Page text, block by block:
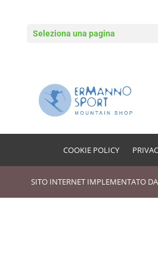
Seleziona una pagina
Ermanno sport
COOKIE POLICY
SITO INTERNET IMPLEMENTATO DA